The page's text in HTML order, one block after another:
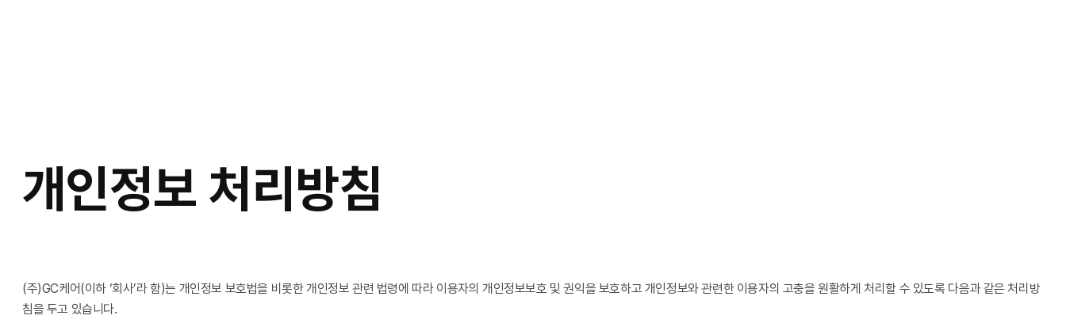
개인정보 처리방침
(주)GC케어(이하 ‘회사’라 함)는 개인정보 보호법을 비롯한 개인정보 관련 법령에 따라 이용자의 개인정보보호 및 권익을 보호하고 개인정보와 관련한 이용자의 고충을 원활하게 처리할 수 있도록 다음과 같은 처리방
침을 두고 있습니다.